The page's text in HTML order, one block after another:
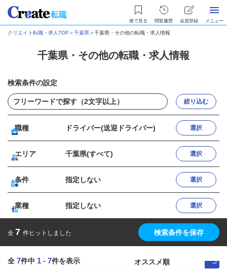
後で見る 閲覧履歴 会員登録 メニュー
クリエイト転職・求人TOP ＞千葉県＞千葉県・その他の転職・求人情報
千葉県・その他の転職・求人情報
検索条件の設定
絞り込む
職種 ドライバー(送迎ドライバー) 選択
エリア 千葉県(すべて) 選択
条件 指定しない 選択
業種 指定しない 選択
全 7 件ヒットしました 検索条件を保存
全 7件中 1 - 7件を表示